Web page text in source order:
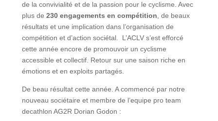
de la convivialité et de la passion pour le cyclisme. Avec
plus de 230 engagements en compétition, de beaux
résultats et une implication dans l’organisation de
compétition et d’action sociétal. L’ACLV s’est efforcé
cette année encore de promouvoir un cyclisme
accessible et collectif. Retour sur une saison riche en
émotions et en exploits partagés.
De beau résultat cette année. A commencé par notre
nouveau sociétaire et membre de l’equipe pro team
decathlon AG2R Dorian Godon :